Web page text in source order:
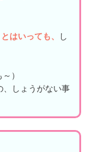
とはいっても、
し
）
しょうがない事